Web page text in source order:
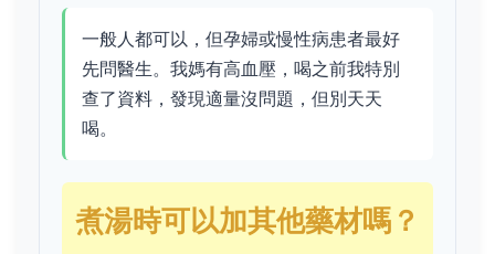
一般人都可以，但孕婦或慢性病患者最好
先問醫生。我媽有高血壓，喝之前我特別
查了資料，發現適量沒問題，但別天天
喝。
煮湯時可以加其他藥材嗎？